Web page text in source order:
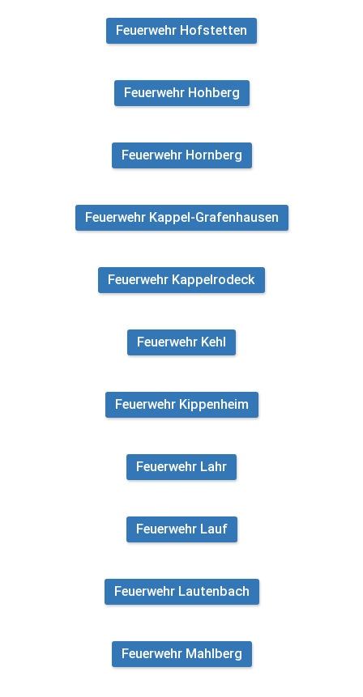
Feuerwehr Hofstetten
Feuerwehr Hohberg
Feuerwehr Hornberg
Feuerwehr Kappel-Grafenhausen
Feuerwehr Kappelrodeck
Feuerwehr Kehl
Feuerwehr Kippenheim
Feuerwehr Lahr
Feuerwehr Lauf
Feuerwehr Lautenbach
Feuerwehr Mahlberg